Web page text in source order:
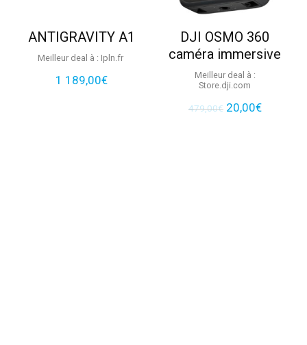
ANTIGRAVITY A1
Meilleur deal à : ipln.fr
1 189,00€
DJI OSMO 360
caméra immersive
Meilleur deal à :
store.dji.com
479,00€ Le
20,00€Le